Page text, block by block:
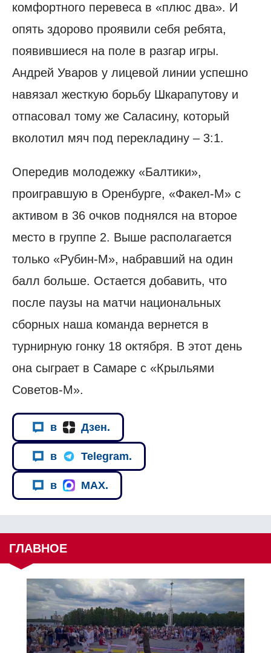
комфортного перевеса в «плюс два». И
опять здорово проявили себя ребята,
появившиеся на поле в разгар игры.
Андрей Уваров у лицевой линии успешно
навязал жесткую борьбу Шкарапутову и
отпасовал тому же Саласину, который
вколотил мяч под перекладину – 3:1.
Опередив молодежку «Балтики»,
проигравшую в Оренбурге, «Факел-М» с
активом в 36 очков поднялся на второе
место в группе 2. Выше располагается
только «Рубин-М», набравший на один
балл больше. Остается добавить, что
после паузы на матчи национальных
сборных наша команда вернется в
турнирную гонку 18 октября. В этот день
она сыграет в Самаре с «Крыльями
Советов-М».
в Дзен.
в Telegram.
в MAX.
ГЛАВНОЕ